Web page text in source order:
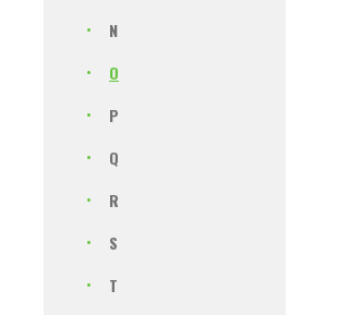
N
O
P
Q
R
S
T